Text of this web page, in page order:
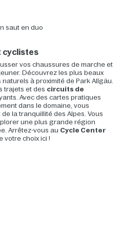
saut en duo
cyclistes
vos chaussures de marche et
Découvrez les plus beaux
à proximité de Park Allgäu.
trajets et des circuits de
Avec des cartes pratiques
dans le domaine, vous
la tranquillité des Alpes. Vous
une plus grande région
Arrêtez-vous au Cycle Center
votre choix ici !